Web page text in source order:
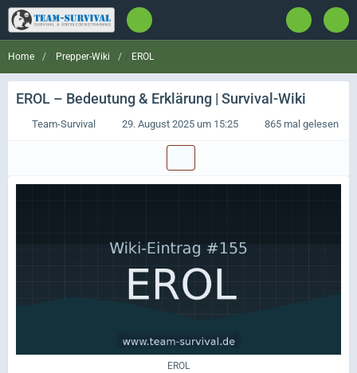
Home Prepper-Wiki EROL
EROL – Bedeutung & Erklärung | Survival-Wiki
Team-Survival 29. August 2025 um 15:25 865 mal gelesen
EROL